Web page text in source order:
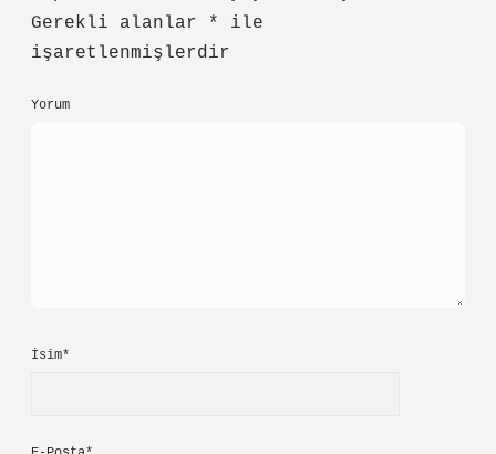
Gerekli alanlar
*
ile
işaretlenmişlerdir
Yorum
İsim*